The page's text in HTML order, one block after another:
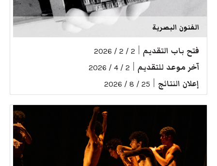
الفنون البصرية
فتح باب التقديم 2 / 2 / 2026
آخر موعد للتقديم 2 / 4 / 2026
إعلان النتائج 25 / 8 / 2026